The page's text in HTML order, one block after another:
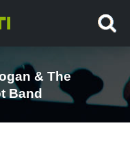
& The
Band